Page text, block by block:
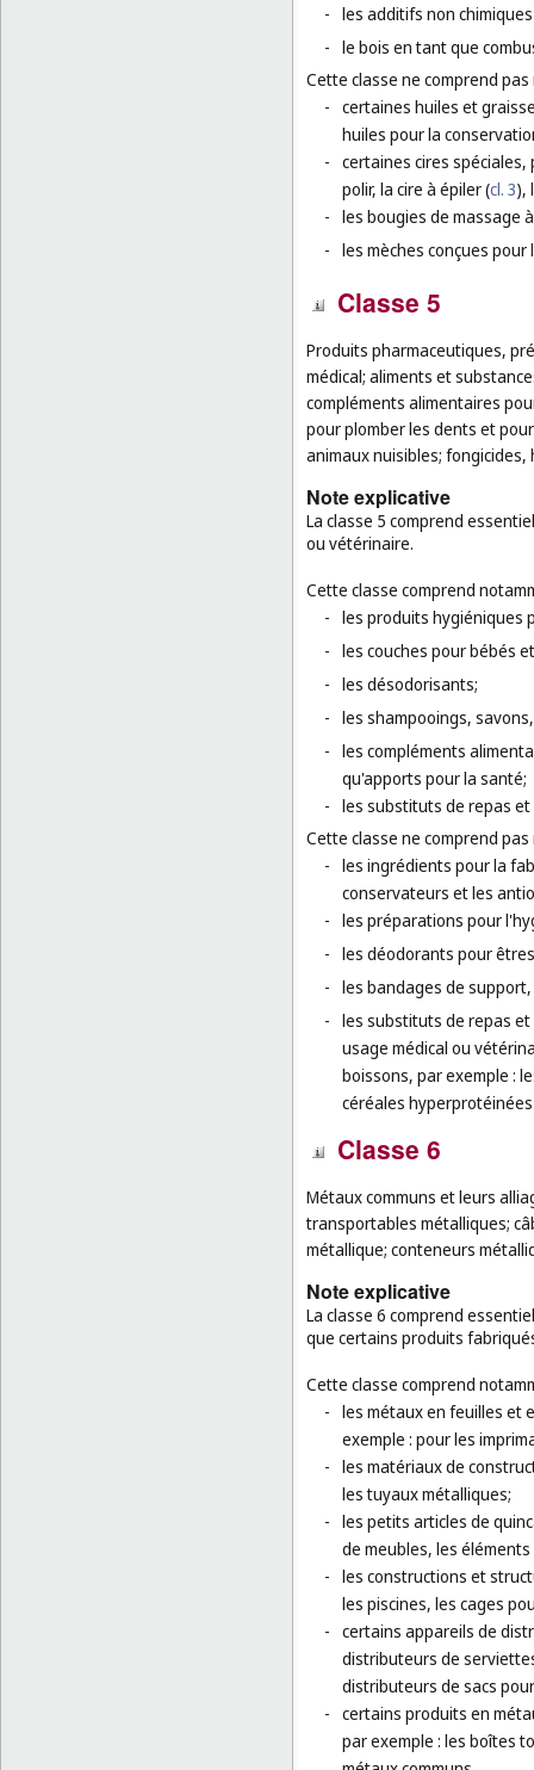
- les additifs non
- le bois en tant que
Cette classe ne comprend
- certaines huiles et
huiles pour la
- certaines cires spéciales,
polir, la cire à épiler (cl. 3),
- les bougies de massage
- les mèches conçues
Classe 5
Produits pharmaceutiques,
médical; aliments et
compléments alimentaires
pour plomber les dents et
animaux nuisibles; fongicides,
Note explicative
La classe 5 comprend
ou vétérinaire.
Cette classe comprend
- les produits hygiéniques
- les couches pour bébés
- les désodorisants;
- les shampooings,
- les compléments
qu'apports pour la santé;
- les substituts de repas
Cette classe ne comprend
- les ingrédients pour la
conservateurs et les
- les préparations pour
- les déodorants pour
- les bandages de
- les substituts de repas
usage médical ou
boissons, par exemple :
céréales
Classe 6
Métaux communs et leurs
transportables métalliques;
métallique; conteneurs
Note explicative
La classe 6 comprend
que certains produits
Cette classe comprend
- les métaux en feuilles et
exemple : pour les
- les matériaux de
les tuyaux métalliques;
- les petits articles de
de meubles, les
- les constructions et
les piscines, les cages
- certains appareils de
distributeurs de
distributeurs de sacs
- certains produits en
par exemple : les boîtes